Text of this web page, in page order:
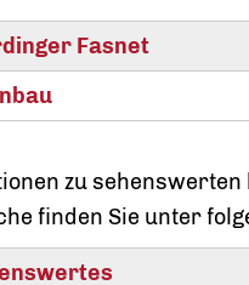
Fasnet
zu
finden Sie unter